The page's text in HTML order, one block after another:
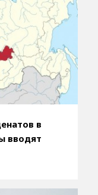
в
вводят